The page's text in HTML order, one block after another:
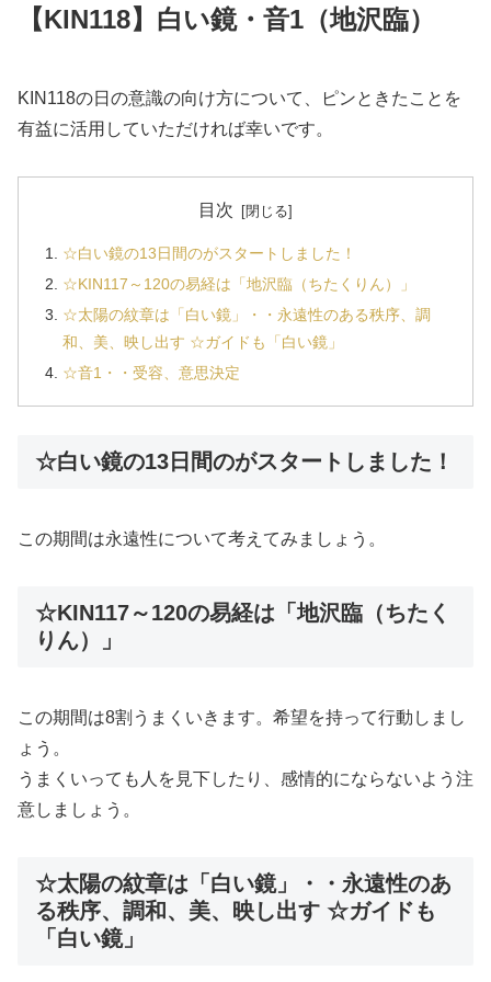
【KIN118】白い鏡・音1（地沢臨）
KIN118の日の意識の向け方について、ピンときたことを
有益に活用していただければ幸いです。
目次
☆白い鏡の13日間のがスタートしました！
☆KIN117～120の易経は「地沢臨（ちたくりん）」
☆太陽の紋章は「白い鏡」・・永遠性のある秩序、調
和、美、映し出す ☆ガイドも「白い鏡」
☆音1・・受容、意思決定
☆白い鏡の13日間のがスタートしました！
この期間は永遠性について考えてみましょう。
☆KIN117～120の易経は「地沢臨（ちたく
りん）」
この期間は8割うまくいきます。希望を持って行動しまし
ょう。
うまくいっても人を見下したり、感情的にならないよう注
意しましょう。
☆太陽の紋章は「白い鏡」・・永遠性のあ
る秩序、調和、美、映し出す ☆ガイドも
「白い鏡」